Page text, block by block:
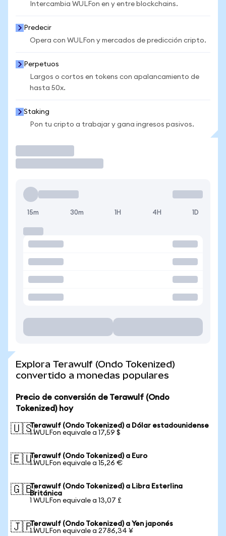
Intercambia WULFon en y entre blockchains.
Predecir
Opera con WULFon y mercados de predicción cripto.
Perpetuos
Largos o cortos en tokens con apalancamiento de
hasta 50x.
Staking
Pon tu cripto a trabajar y gana ingresos pasivos.
15m 30m 1H 4H 1D
Explora Terawulf (Ondo Tokenized)
convertido a monedas populares
Precio de conversión de Terawulf (Ondo
Tokenized) hoy
🇺🇸Terawulf (Ondo Tokenized) a Dólar estadounidense
1 WULFon equivale a 17,59 $
🇪🇺Terawulf (Ondo Tokenized) a Euro
1 WULFon equivale a 15,26 €
🇬🇧Terawulf (Ondo Tokenized) a Libra Esterlina
Británica
1 WULFon equivale a 13,07 £
🇯🇵Terawulf (Ondo Tokenized) a Yen japonés
1 WULFon equivale a 2786,34 ¥